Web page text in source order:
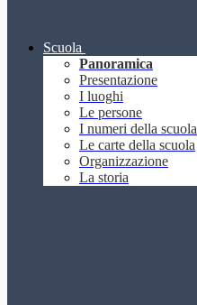
Scuola
Panoramica
Presentazione
I luoghi
Le persone
I numeri della scuola
Le carte della scuola
Organizzazione
La storia